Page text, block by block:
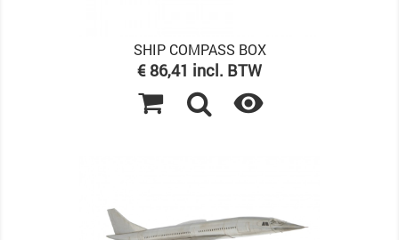
SHIP COMPASS BOX
Prijs
€ 86,41 incl. BTW
